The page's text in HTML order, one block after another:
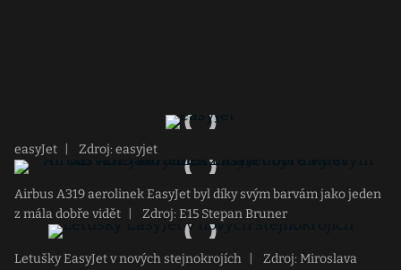
easyJet Zdroj: easyjet
Airbus A319 aerolinek EasyJet byl díky svým barvám jako jeden
z mála dobře vidět
Zdroj: E15 Stepan Bruner
Letušky EasyJet v nových stejnokrojích
Zdroj: Miroslava